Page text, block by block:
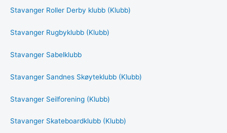
Stavanger Roller Derby klubb (Klubb)
Stavanger Rugbyklubb (Klubb)
Stavanger Sabelklubb
Stavanger Sandnes Skøyteklubb (Klubb)
Stavanger Seilforening (Klubb)
Stavanger Skateboardklubb (Klubb)